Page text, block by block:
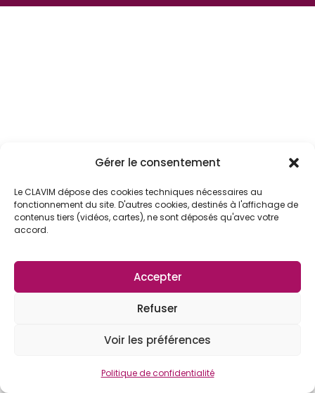
Gérer le consentement
Le CLAVIM dépose des cookies techniques nécessaires au
fonctionnement du site. D'autres cookies, destinés à l'affichage de
contenus tiers (vidéos, cartes), ne sont déposés qu'avec votre
accord.
Accepter
Refuser
Voir les préférences
Politique de confidentialité